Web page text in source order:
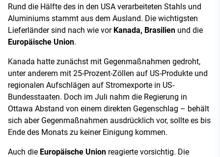
Rund die Hälfte des in den USA verarbeiteten Stahls und
Aluminiums stammt aus dem Ausland. Die wichtigsten
Lieferländer sind nach wie vor Kanada, Brasilien und die
Europäische Union.
Kanada hatte zunächst mit Gegenmaßnahmen gedroht,
unter anderem mit 25-Prozent-Zöllen auf US-Produkte und
regionalen Aufschlägen auf Stromexporte in US-
Bundesstaaten. Doch im Juli nahm die Regierung in
Ottawa Abstand von einem direkten Gegenschlag – behält
sich aber Gegenmaßnahmen ausdrücklich vor, sollte es bis
Ende des Monats zu keiner Einigung kommen.
Auch die Europäische Union reagierte vorsichtig. Die